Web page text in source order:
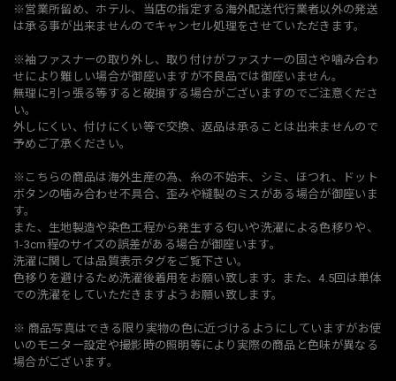
※営業所留め、ホテル、当店の指定する海外配送代行業者以外の発送
は承る事が出来ませんのでキャンセル処理をさせていただきます。
※袖ファスナーの取り外し、取り付けがファスナーの固さや噛み合わ
せにより難しい場合が御座いますが不良品では御座いません。
無理に引っ張る等すると破損する場合がございますのでご注意くださ
い。
外しにくい、付けにくい等で交換、返品は承ることは出来ませんので
予めご了承ください。
※こちらの商品は海外生産の為、糸の不始末、シミ、ほつれ、ドット
ボタンの噛み合わせ不具合、歪みや縫製のミスがある場合が御座いま
す。
また、生地製造や染色工程から発生する匂いや洗濯による色移りや、
1-3cm程のサイズの誤差がある場合が御座います。
洗濯に関しては品質表示タグをご覧下さい。
色移りを避けるため洗濯後着用をお願い致します。また、4.5回は単体
での洗濯をしていただきますようお願い致します。
※ 商品写真はできる限り実物の色に近づけるようにしていますがお使
いのモニター設定や撮影時の照明等により実際の商品と色味が異なる
場合がございます。